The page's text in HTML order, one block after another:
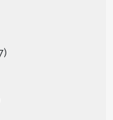
producten